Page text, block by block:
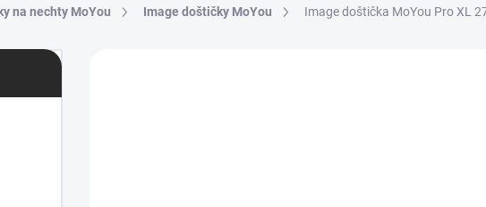
na nechty MoYou Image doštičky MoYou Image doštička MoYou Pro XL